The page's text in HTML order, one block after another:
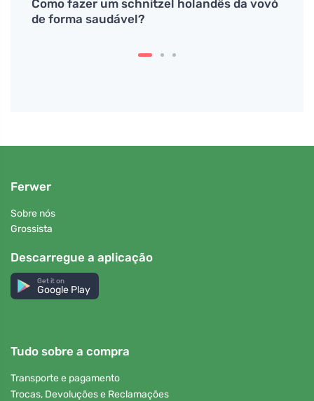
Como fazer um schnitzel holandês da vovó
de forma saudável?
Ferwer
Sobre nós
Grossista
Descarregue a aplicação
Get it on
Google Play
Tudo sobre a compra
Transporte e pagamento
Trocas, Devoluções e Reclamações